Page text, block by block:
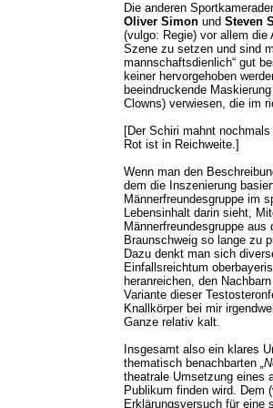
Die anderen
Oliver Simonund Steven
(vulgo: Regie) vor allem
Szene zu setzen und sind
mannschaftsdienlich“ gut
keiner hervorgehoben
beeindruckende
Clowns) verwiesen, die im
[Der Schiri mahnt
Rot ist in Reichweite.]
Wenn man den
dem die Inszenierung
Männerfreundesgruppe im
Lebensinhalt darin sieht,
Männerfreundesgruppe
Braunschweig so lange zu
Dazu denkt man sich
Einfallsreichtum
heranreichen, den
Variante dieser
Knallkörper bei mir
Ganze relativ kalt.
Insgesamt also ein klares
thematisch benachbarten
theatrale Umsetzung eines
Publikum finden wird. Dem
Erklärungsversuch für eine